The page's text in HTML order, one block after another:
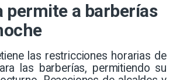
permite a barberías
las restricciones horarias de
las barberías, permitiendo su